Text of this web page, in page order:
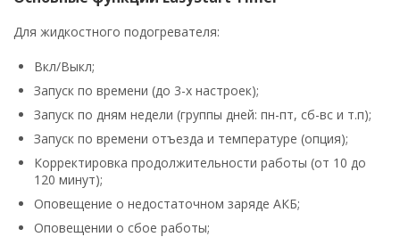
Для жидкостного подогревателя:
Вкл/Выкл;
Запуск по времени (до 3-х настроек);
Запуск по дням недели (группы дней: пн-пт, сб-вс и т.п);
Запуск по времени отъезда и температуре (опция);
Корректировка продолжительности работы (от 10 до
120 минут);
Оповещение о недостаточном заряде АКБ;
Оповещении о сбое работы;